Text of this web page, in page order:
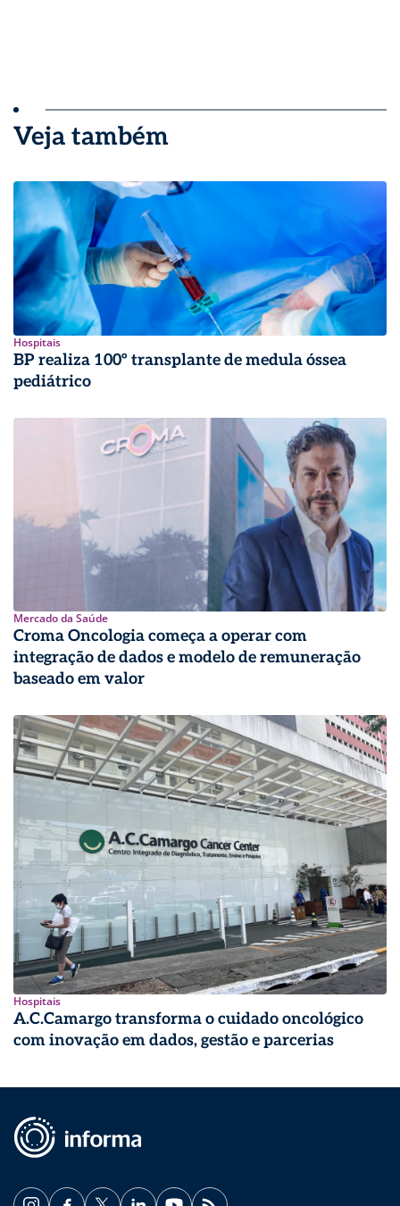
Veja também
Hospitais
BP realiza 100º transplante de medula óssea
pediátrico
Mercado da Saúde
Croma Oncologia começa a operar com
integração de dados e modelo de remuneração
baseado em valor
Hospitais
A.C.Camargo transforma o cuidado oncológico
com inovação em dados, gestão e parcerias